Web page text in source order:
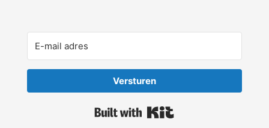
Versturen